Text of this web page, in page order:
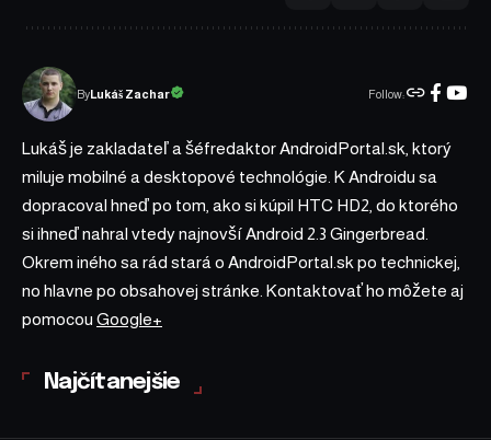
ByLukáš Zachar Follow:
Lukáš je zakladateľ a šéfredaktor AndroidPortal.sk, ktorý
miluje mobilné a desktopové technológie. K Androidu sa
dopracoval hneď po tom, ako si kúpil HTC HD2, do ktorého
si ihneď nahral vtedy najnovší Android 2.3 Gingerbread.
Okrem iného sa rád stará o AndroidPortal.sk po technickej,
no hlavne po obsahovej stránke. Kontaktovať ho môžete aj
pomocou Google+
Najčítanejšie